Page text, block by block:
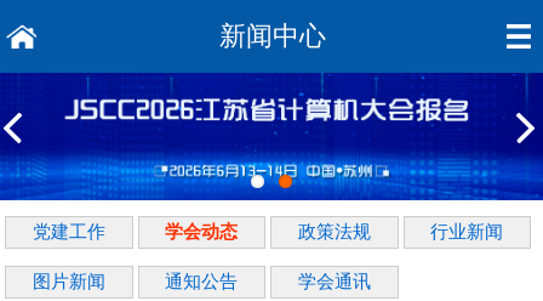
新闻中心
党建工作 学会动态 政策法规 行业新闻
图片新闻 通知公告 学会通讯